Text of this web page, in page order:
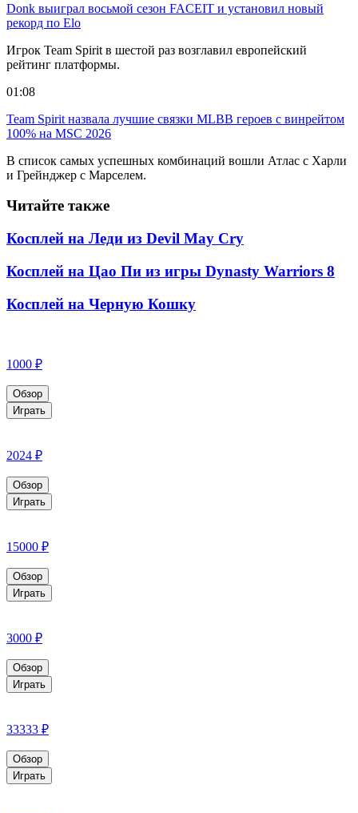
Donk выиграл восьмой сезон FACEIT и установил новый
рекорд по Elo
Игрок Team Spirit в шестой раз возглавил европейский
рейтинг платформы.
01:08
Team Spirit назвала лучшие связки MLBB героев с винрейтом
100% на MSC 2026
В список самых успешных комбинаций вошли Атлас с Харли
и Грейнджер с Марселем.
Читайте также
Косплей на Леди из Devil May Cry
Косплей на Цао Пи из игры Dynasty Warriors 8
Косплей на Черную Кошку
1000 ₽
Обзор
Играть
2024 ₽
Обзор
Играть
15000 ₽
Обзор
Играть
3000 ₽
Обзор
Играть
33333 ₽
Обзор
Играть